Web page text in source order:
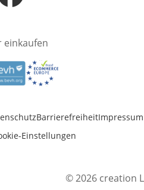
Öffnet in neuem Fenster
einkaufen
neuem Fenster
Öffnet in neuem Fenster
BarrierefreiheitImpressum
Einstellungen
© 2026 creation L